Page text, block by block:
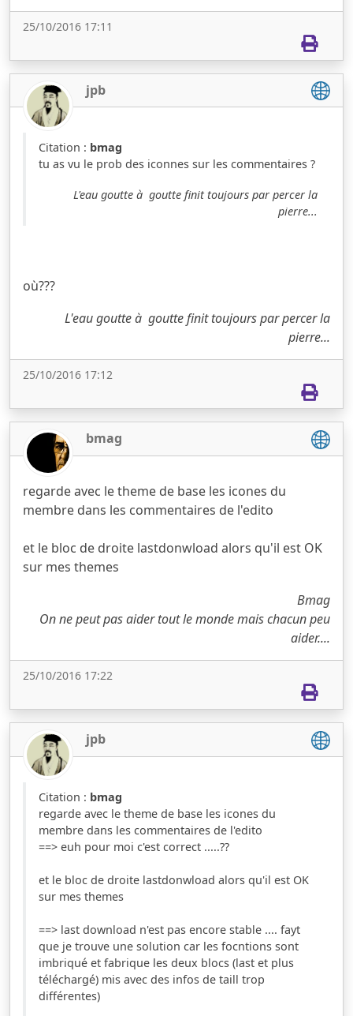
25/10/2016 17:11
jpb
Citation : bmag
tu as vu le prob des iconnes sur les commentaires ?
L'eau goutte à goutte finit toujours par percer la
pierre...
où???
L'eau goutte à goutte finit toujours par percer la
pierre...
25/10/2016 17:12
bmag
regarde avec le theme de base les icones du
membre dans les commentaires de l'edito
et le bloc de droite lastdonwload alors qu'il est OK
sur mes themes
Bmag
On ne peut pas aider tout le monde mais chacun peu
aider....
25/10/2016 17:22
jpb
Citation : bmag
regarde avec le theme de base les icones du
membre dans les commentaires de l'edito
==> euh pour moi c'est correct .....??
et le bloc de droite lastdonwload alors qu'il est OK
sur mes themes
==> last download n'est pas encore stable .... fayt
que je trouve une solution car les focntions sont
imbriqué et fabrique les deux blocs (last et plus
téléchargé) mis avec des infos de taill trop
différentes)